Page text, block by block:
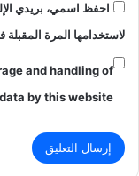
احفظ اسمي، بريدي
لاستخدامها المرة المقبلة
and handling of
by this website.